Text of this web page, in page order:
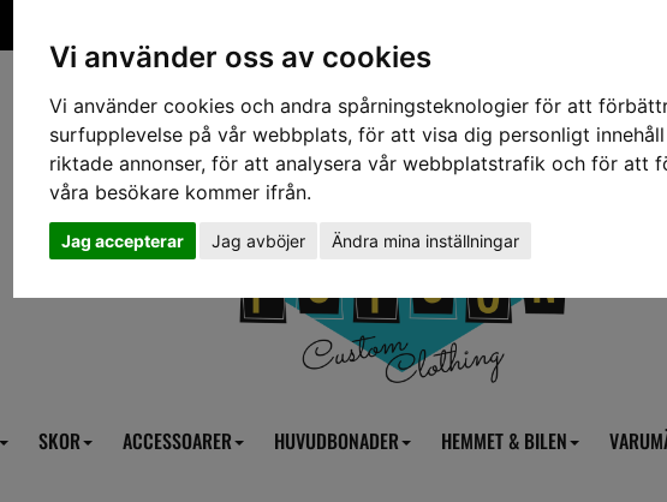
Vi använder oss av cookies
Vi använder cookies och andra spårningsteknologier för att
surfupplevelse på vår webbplats, för att visa dig personligt
riktade annonser, för att analysera vår webbplatstrafik och för att
våra besökare kommer ifrån.
Jag accepterar Jag avböjer Ändra mina inställningar
SKOR ACCESSOARER HUVUDBONADER HEMMET & BILEN